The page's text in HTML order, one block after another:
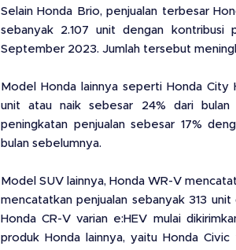
Selain Honda Brio, penjualan terbesar
sebanyak 2.107 unit dengan kontribusi
September 2023. Jumlah tersebut
Model Honda lainnya seperti Honda City
unit atau naik sebesar 24% dari bulan
peningkatan penjualan sebesar 17%
bulan sebelumnya.
Model SUV lainnya, Honda WR-V
mencatatkan penjualan sebanyak 313
Honda CR-V varian e:HEV mulai
produk Honda lainnya, yaitu Honda